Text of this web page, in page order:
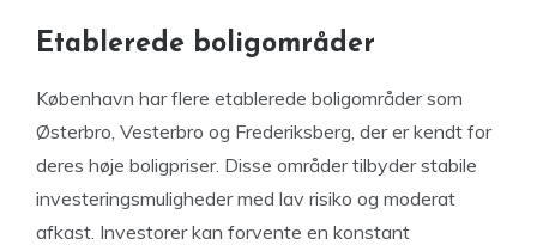
Etablerede boligområder
København har flere etablerede boligområder som
Østerbro, Vesterbro og Frederiksberg, der er kendt for
deres høje boligpriser. Disse områder tilbyder stabile
investeringsmuligheder med lav risiko og moderat
afkast. Investorer kan forvente en konstant